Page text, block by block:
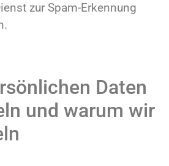
zur Spam-Erkennung
Daten
und warum wir